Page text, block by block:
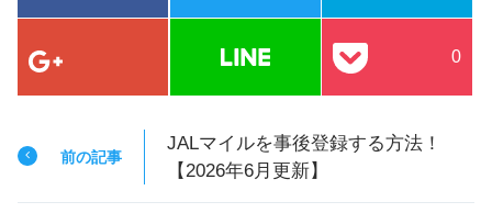
0
前の記事
JALマイルを事後登録する方法！
【2026年6月更新】